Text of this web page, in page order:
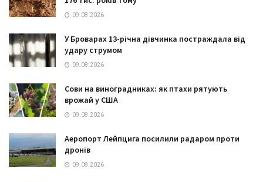
09.08.2026
У Броварах 13-річна дівчинка постраждала від
удару струмом
09.08.2026
Сови на виноградниках: як птахи рятують
врожай у США
09.08.2026
Аеропорт Лейпцига посилили радаром проти
дронів
09.08.2026